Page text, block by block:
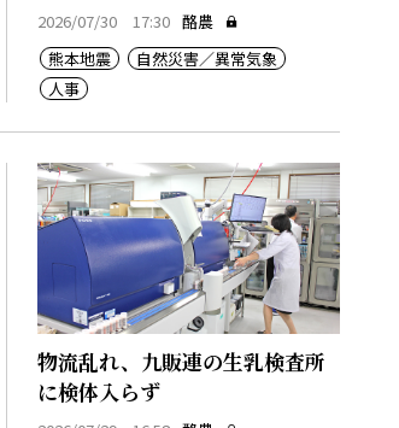
2026/07/30 17:30 酪農
熊本地震
自然災害／異常気象
人事
物流乱れ、九販連の生乳検査所
に検体入らず